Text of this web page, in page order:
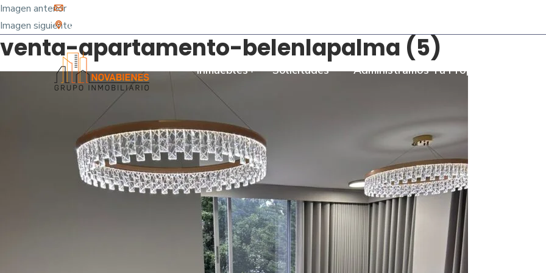
info@novabienes.com
Calle 68 Sur No. 43 C 35 - Sabaneta, Antioquia - Torre Bombay Local 110
Inmuebles Solicitudes Administramos Tu Propiedad
Imagen anterior
Imagen siguiente
venta-apartamento-belenlapalma (5)